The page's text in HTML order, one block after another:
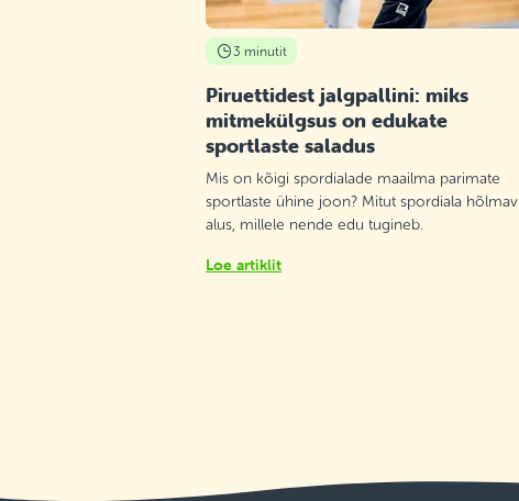
3 minutit
Piruettidest jalgpallini: miks
mitmekülgsus on edukate
sportlaste saladus
Mis on kõigi spordialade maailma parimate
sportlaste ühine joon? Mitut spordiala hõlmav
alus, millele nende edu tugineb.
Loe artiklit